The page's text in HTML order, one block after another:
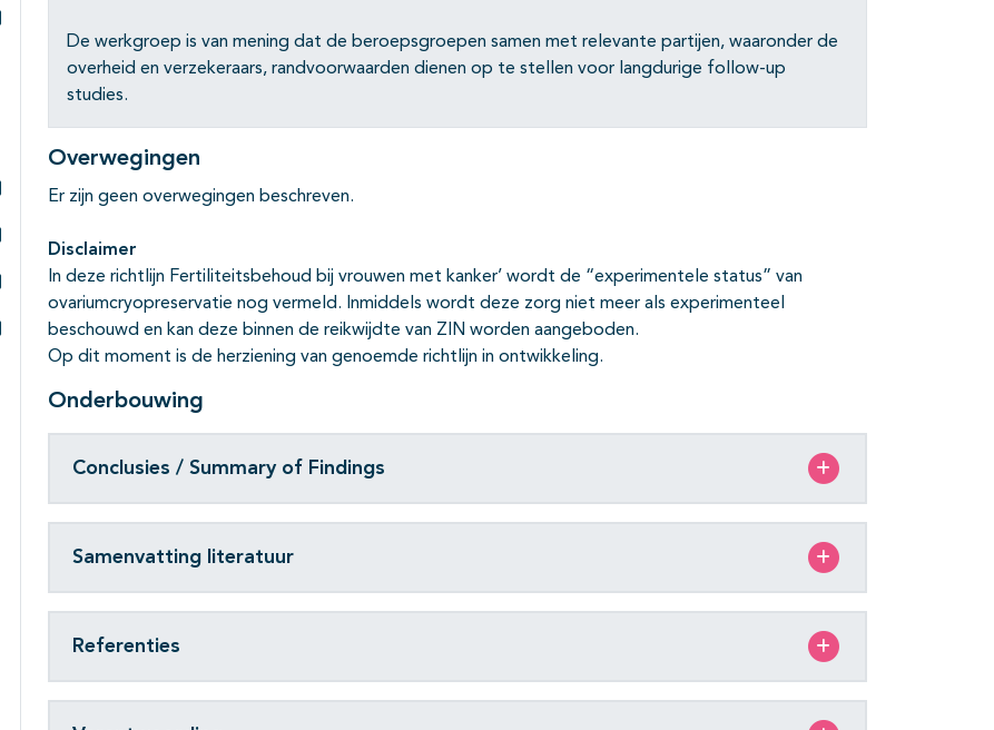
Subpagina's open- en dichtklappen
Subpagina's open- en dichtklappen
Subpagina's open- en dichtklappen
De werkgroep is van mening dat de beroepsgroepen samen met relevante partijen, waaronder de
overheid en verzekeraars, randvoorwaarden dienen op te stellen voor langdurige follow-up
studies.
Overwegingen
Er zijn geen overwegingen beschreven.
Disclaimer
In deze richtlijn Fertiliteitsbehoud bij vrouwen met kanker’ wordt de “experimentele status” van
ovariumcryopreservatie nog vermeld. Inmiddels wordt deze zorg niet meer als experimenteel
beschouwd en kan deze binnen de reikwijdte van ZIN worden aangeboden.
Op dit moment is de herziening van genoemde richtlijn in ontwikkeling.
Onderbouwing
Conclusies / Summary of Findings
Samenvatting literatuur
Referenties